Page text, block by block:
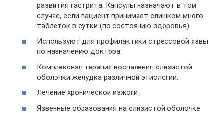
развития гастрита. Капсулы назначают в том
случае, если пациент принимает слишком много
таблеток в сутки (по состоянию здоровья).
Используют для профилактики стрессовой язвы
по назначению доктора.
Комплексная терапия воспаления слизистой
оболочки желудка различной этиологии.
Лечение хронической изжоги.
Язвенные образования на слизистой оболочке